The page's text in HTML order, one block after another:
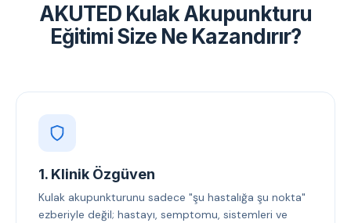
AKUTED Kulak Akupunkturu
Eğitimi Size Ne Kazandırır?
1. Klinik Özgüven
Kulak akupunkturunu sadece "şu hastalığa şu nokta"
ezberiyle değil; hastayı, semptomu, sistemleri ve